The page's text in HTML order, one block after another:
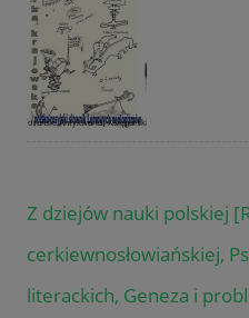
Z dziejów nauki polskiej
cerkiewnosłowiańskiej,
literackich, Geneza i